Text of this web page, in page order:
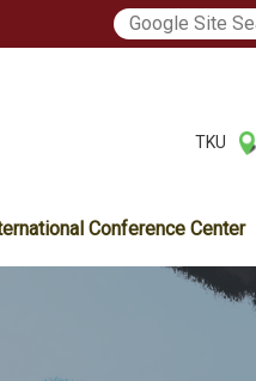
TKU
Conference Center